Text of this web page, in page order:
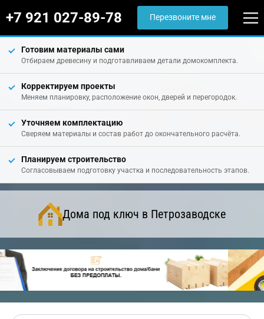
+7 921 027-89-78 Перезвоните мне
Готовим материалы сами
Отбираем древесину и подготавливаем детали домокомплекта.
Корректируем проекты
Меняем планировку, расположение окон, дверей и перегородок.
Уточняем комплектацию
Сверяем материалы и состав работ до окончательного расчёта.
Планируем строительство
Согласовываем подготовку участка и последовательность этапов.
Дома под ключ в Петрозаводске